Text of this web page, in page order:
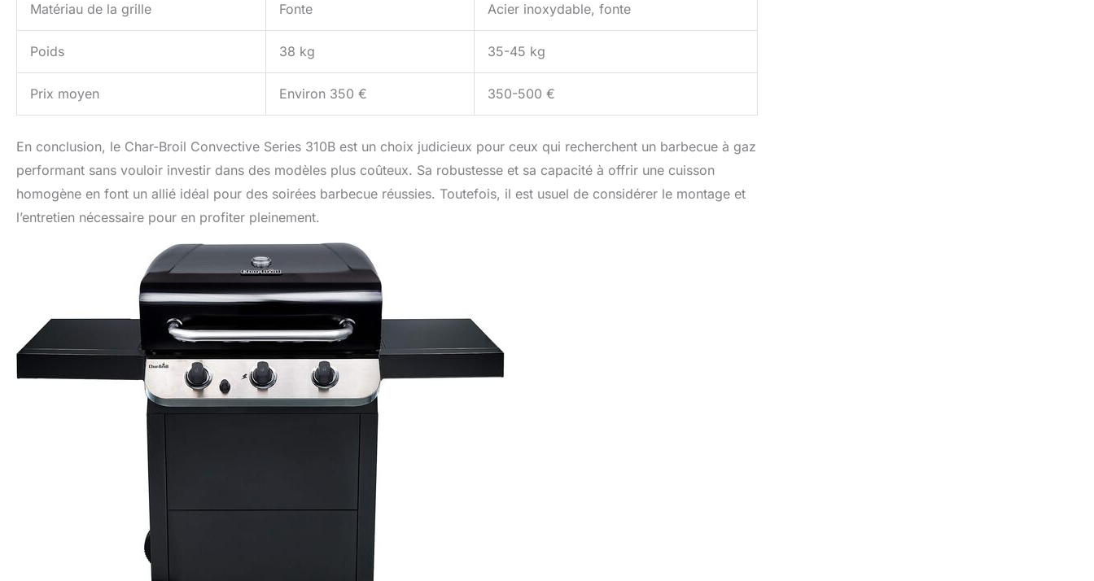
Matériau de la grille Fonte Acier inoxydable, fonte
Poids 38 kg 35-45 kg
Prix moyen Environ 350 € 350-500 €
En conclusion, le Char-Broil Convective Series 310B est un choix judicieux pour ceux qui recherchent un barbecue à gaz
performant sans vouloir investir dans des modèles plus coûteux. Sa robustesse et sa capacité à offrir une cuisson
homogène en font un allié idéal pour des soirées barbecue réussies. Toutefois, il est usuel de considérer le montage et
l’entretien nécessaire pour en profiter pleinement.